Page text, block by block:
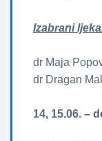
Izabrani
dr Maja
dr Dragan
14, 15.06. –